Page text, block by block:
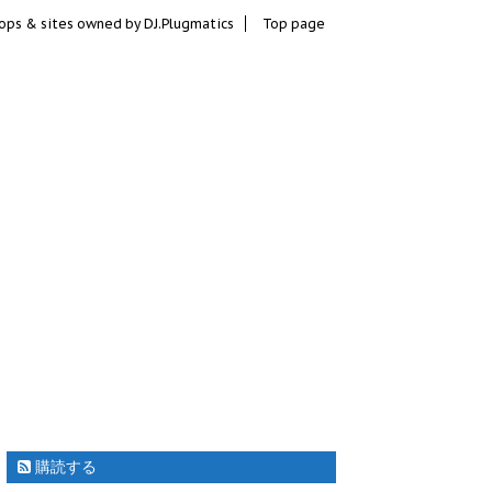
& sites owned by DJ.Plugmatics Top page
購読する